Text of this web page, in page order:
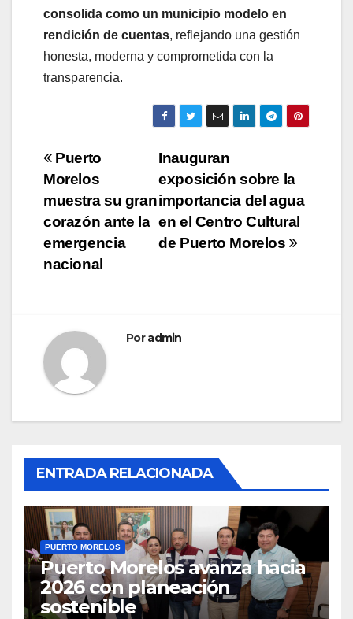
consolida como un municipio modelo en
rendición de cuentas, reflejando una gestión
honesta, moderna y comprometida con la
transparencia.
Navegación
de
entradas
Inauguran
exposición sobre la
importancia del agua
en el Centro Cultural
de Puerto Morelos
Puerto
Morelos
muestra su gran
corazón ante la
emergencia
nacional
Poradmin
ENTRADA RELACIONADA
PUERTO MORELOS
Puerto Morelos avanza hacia
2026 con planeación
sostenible